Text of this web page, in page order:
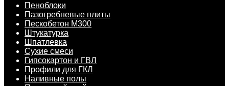
Пеноблоки
Пазогребневые плиты
Пескобетон М300
Штукатурка
Шпатлевка
Сухие смеси
Гипсокартон и ГВЛ
Профили для ГКЛ
Наливные полы